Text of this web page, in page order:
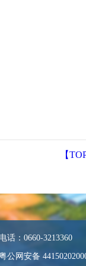
【
话：0660-3213360
公网安备